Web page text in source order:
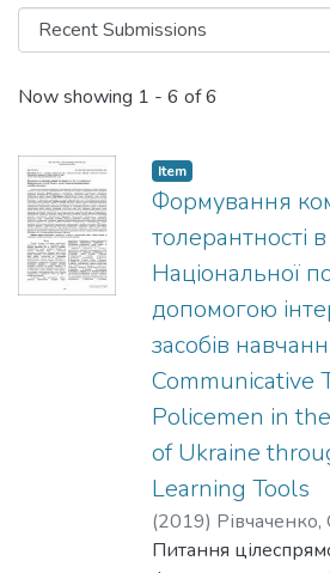
Recent Submissions
Now showing 1 - 6 of 6
Item
Формування
толерантності
Національної
допомогою
засобів
Communicative
Policemen in
of Ukraine
Learning Tools
(2019)
Питання